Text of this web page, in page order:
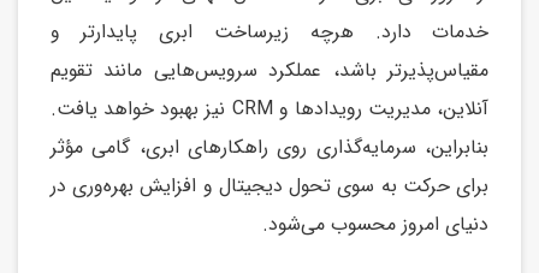
خدمات دارد. هرچه زیرساخت ابری پایدارتر و
مقیاس‌پذیرتر باشد، عملکرد سرویس‌هایی مانند تقویم
آنلاین، مدیریت رویدادها و CRM نیز بهبود خواهد یافت.
بنابراین، سرمایه‌گذاری روی راهکارهای ابری، گامی مؤثر
برای حرکت به سوی تحول دیجیتال و افزایش بهره‌وری در
دنیای امروز محسوب می‌شود.